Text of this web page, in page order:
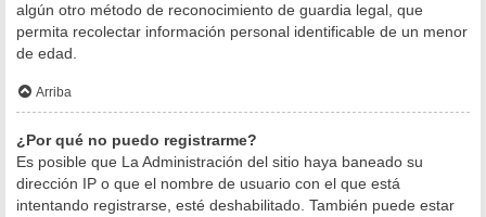
algún otro método de reconocimiento de guardia legal, que
permita recolectar información personal identificable de un menor
de edad.
Arriba
¿Por qué no puedo registrarme?
Es posible que La Administración del sitio haya baneado su
dirección IP o que el nombre de usuario con el que está
intentando registrarse, esté deshabilitado. También puede estar